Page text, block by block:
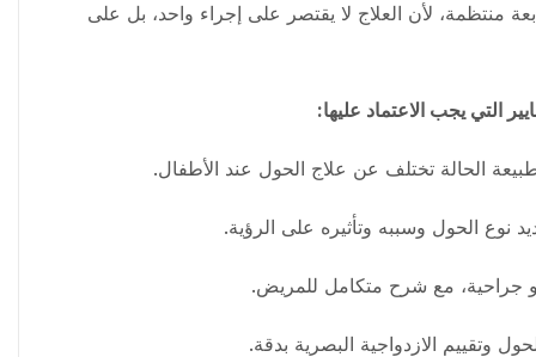
لأن العلاج لا يقتصر على إجراء واحد، بل على
التي يجب الاعتماد عليها:
الحالة تختلف عن علاج الحول عند الأطفال.
نوع الحول وسببه وتأثيره على الرؤية.
جراحية، مع شرح متكامل للمريض.
وتقييم الازدواجية البصرية بدقة.